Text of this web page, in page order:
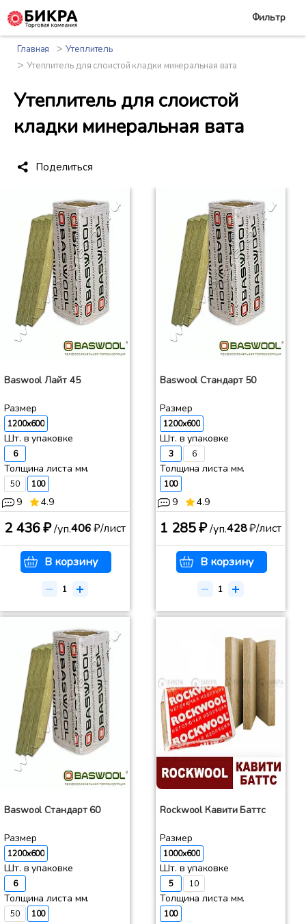
Главная >Утеплитель
> Утеплитель для слоистой кладки минеральная вата
Утеплитель для слоистой
кладки минеральная вата
Поделиться
Фильтр
Baswool Лайт 45
Размер
1200x600
Шт. в упаковке
6
Толщина листа мм.
50 100
9 4.9
2 436 ₽/уп.406₽/лист
В корзину
Baswool Стандарт 50
Размер
1200x600
Шт. в упаковке
3 6
Толщина листа мм.
100
9 4.9
1 285 ₽/уп.428₽/лист
В корзину
Baswool Стандарт 60
Размер
1200x600
Шт. в упаковке
6
Толщина листа мм.
50 100
Rockwool Кавити Баттс
Размер
1000x600
Шт. в упаковке
5 10
Толщина листа мм.
100